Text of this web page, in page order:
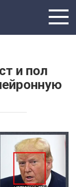
и пол